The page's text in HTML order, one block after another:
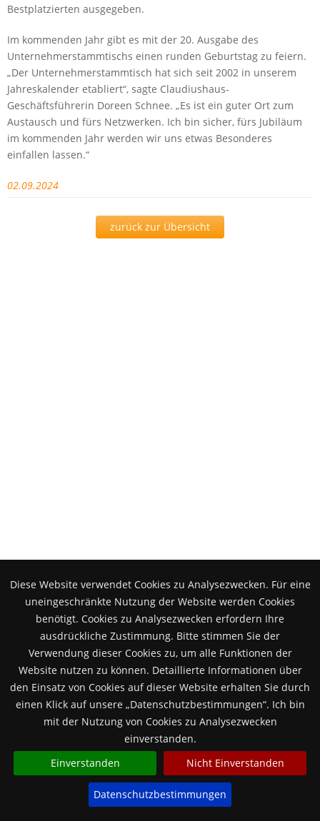
Diese Website verwendet Cookies zu Analysezwecken. Für eine
uneingeschränkte Nutzung der Website werden Cookies
benötigt. Cookies zu Analysezwecken erfordern Ihre
ausdrückliche Zustimmung. Bitte stimmen Sie der
Verwendung dieser Cookies zu, um alle Funktionen der
Website nutzen zu können. Detaillierte Informationen über
den Einsatz von Cookies auf dieser Website erhalten Sie durch
einen Klick auf unsere „Datenschutzbestimmungen“. Ich bin
mit der Nutzung von Cookies zu Analysezwecken
einverstanden.
Einverstanden
Nicht Einverstanden
Datenschutzbestimmungen
Bestplatzierten ausgegeben.
Im kommenden Jahr gibt es mit der 20. Ausgabe des
Unternehmerstammtischs einen runden Geburtstag zu feiern.
„Der Unternehmerstammtisch hat sich seit 2002 in unserem
Jahreskalender etabliert“, sagte Claudiushaus-
Geschäftsführerin Doreen Schnee. „Es ist ein guter Ort zum
Austausch und fürs Netzwerken. Ich bin sicher, fürs Jubiläum
im kommenden Jahr werden wir uns etwas Besonderes
einfallen lassen.“
02.09.2024
zurück zur Übersicht
Aktuelle Angebote finden sie hier!
Bildergalerie
Das war unser Stiftungsfest 2026!
© Matthias-Claudius-Haus-Stiftung Oschersleben 2015 - 2026